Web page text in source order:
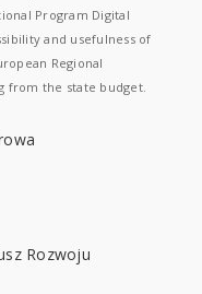
Program Digital
and usefulness of
Regional
from the state budget.